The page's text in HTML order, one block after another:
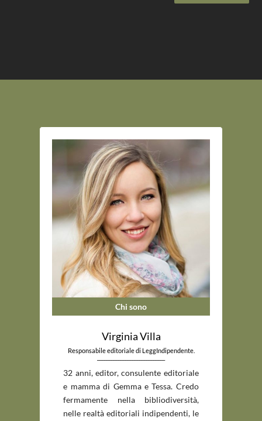
Chi sono
Virginia Villa
Responsabile editoriale di LeggIndipendente.
_____________________________
32 anni, editor, consulente editoriale
e mamma di Gemma e Tessa. Credo
fermamente nella bibliodiversità,
nelle realtà editoriali indipendenti, le